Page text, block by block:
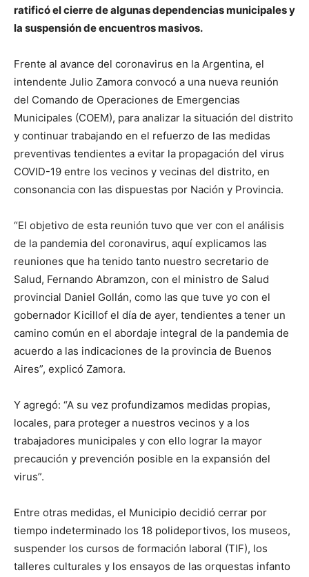
ratificó el cierre de algunas dependencias municipales y
la suspensión de encuentros masivos.
Frente al avance del coronavirus en la Argentina, el
intendente Julio Zamora convocó a una nueva reunión
del Comando de Operaciones de Emergencias
Municipales (COEM), para analizar la situación del distrito
y continuar trabajando en el refuerzo de las medidas
preventivas tendientes a evitar la propagación del virus
COVID-19 entre los vecinos y vecinas del distrito, en
consonancia con las dispuestas por Nación y Provincia.
“El objetivo de esta reunión tuvo que ver con el análisis
de la pandemia del coronavirus, aquí explicamos las
reuniones que ha tenido tanto nuestro secretario de
Salud, Fernando Abramzon, con el ministro de Salud
provincial Daniel Gollán, como las que tuve yo con el
gobernador Kicillof el día de ayer, tendientes a tener un
camino común en el abordaje integral de la pandemia de
acuerdo a las indicaciones de la provincia de Buenos
Aires”, explicó Zamora.
Y agregó: “A su vez profundizamos medidas propias,
locales, para proteger a nuestros vecinos y a los
trabajadores municipales y con ello lograr la mayor
precaución y prevención posible en la expansión del
virus”.
Entre otras medidas, el Municipio decidió cerrar por
tiempo indeterminado los 18 polideportivos, los museos,
suspender los cursos de formación laboral (TIF), los
talleres culturales y los ensayos de las orquestas infanto